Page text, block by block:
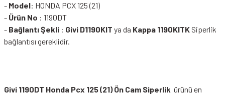
- Model: HONDA PCX 125 (21)
- Ürün No : 1190DT
- Bağlantı Şekli : Givi D1190KIT ya da Kappa 1190KITK Siperlik
bağlantısı gereklidir.
Givi 1190DT Honda Pcx 125 (21) Ön Cam Siperlik ürünü en